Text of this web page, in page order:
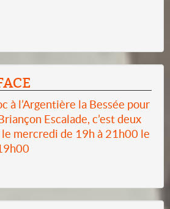
à l’Argentière la Bessée pour
Escalade, c’est deux
mercredi de 19h à 21h00 le